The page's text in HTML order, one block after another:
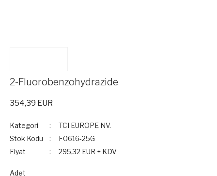
2-Fluorobenzohydrazide
354,39 EUR
Kategori
TCI EUROPE NV.
Stok Kodu
F0616-25G
Fiyat
295,32 EUR + KDV
Adet